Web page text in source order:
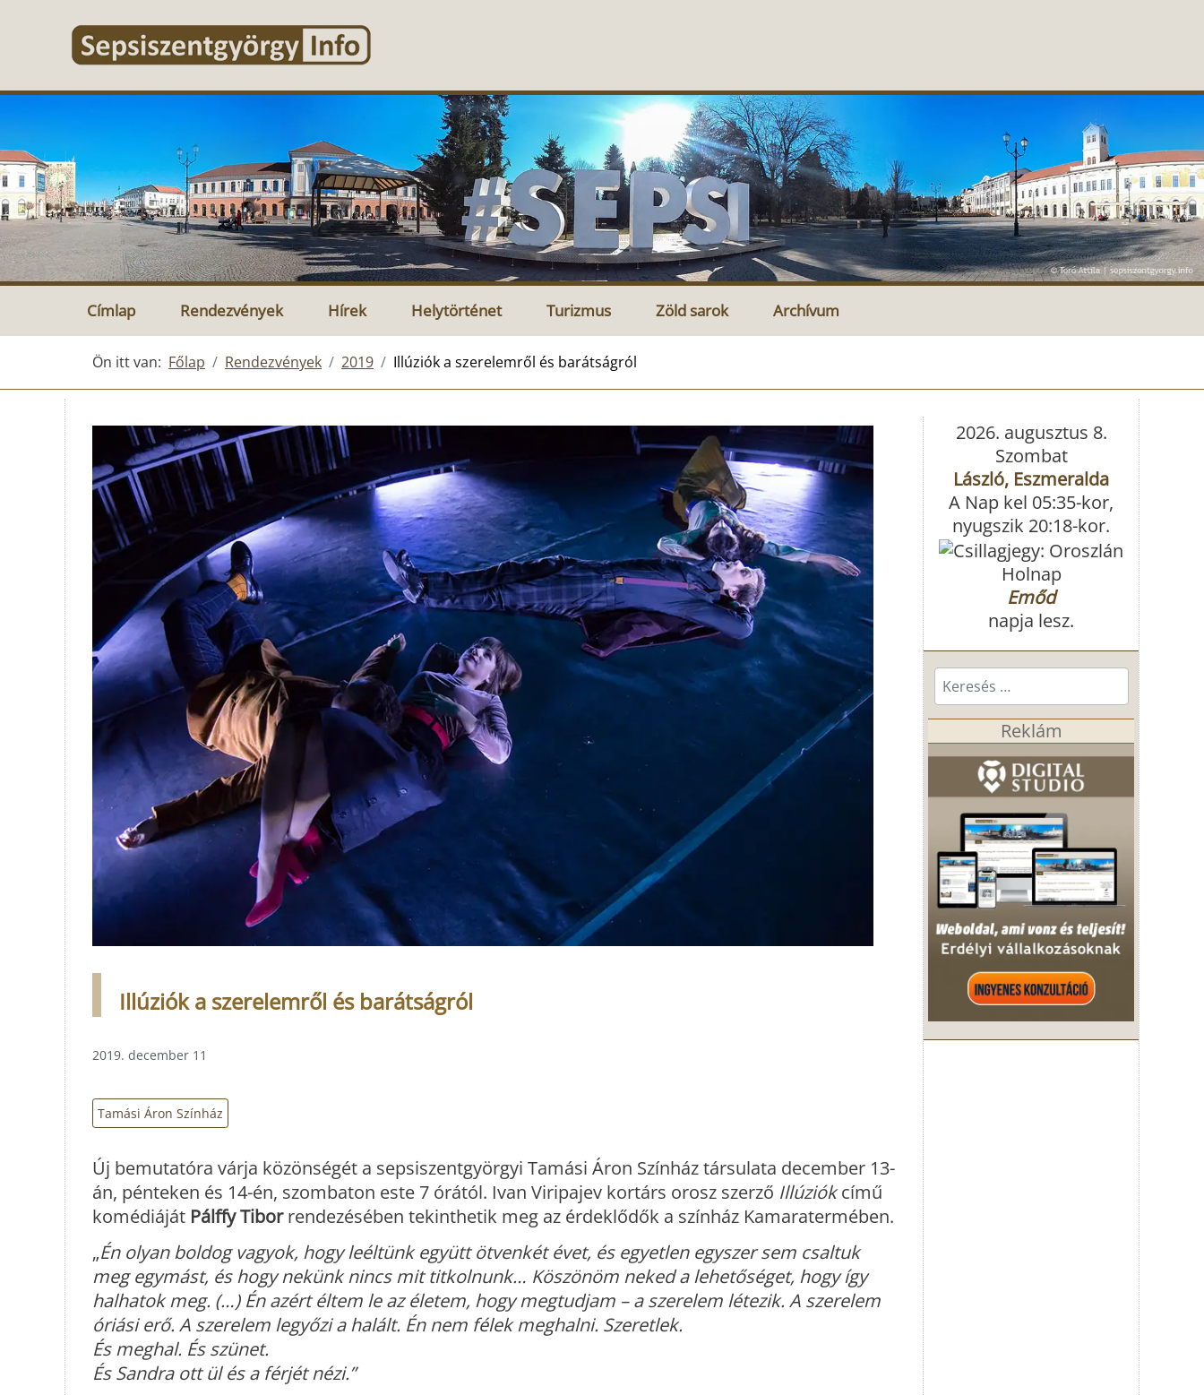
Címlap Rendezvények Hírek Helytörténet Turizmus Zöld sarok Archívum
Ön itt van: Főlap Rendezvények 2019 Illúziók a szerelemről és barátságról
Illúziók a szerelemről és barátságról
2019. december 11
Tamási Áron Színház
Új bemutatóra várja közönségét a sepsiszentgyörgyi Tamási Áron Színház társulata december 13-
án, pénteken és 14-én, szombaton este 7 órától. Ivan Viripajev kortárs orosz szerző Illúziókcímű
komédiáját Pálffy Tiborrendezésében tekinthetik meg az érdeklődők a színház Kamaratermében.
„Én olyan boldog vagyok, hogy leéltünk együtt ötvenkét évet, és egyetlen egyszer sem csaltuk
meg egymást, és hogy nekünk nincs mit titkolnunk… Köszönöm neked a lehetőséget, hogy így
halhatok meg. (…) Én azért éltem le az életem, hogy megtudjam – a szerelem létezik. A szerelem
óriási erő. A szerelem legyőzi a halált. Én nem félek meghalni. Szeretlek.
És meghal. És szünet.
És Sandra ott ül és a férjét nézi.”
2026. augusztus 8.
Szombat
László, Eszmeralda
A Nap kel 05:35-kor,
nyugszik 20:18-kor.
Holnap
Emőd
napja lesz.
Keresés...
Reklám